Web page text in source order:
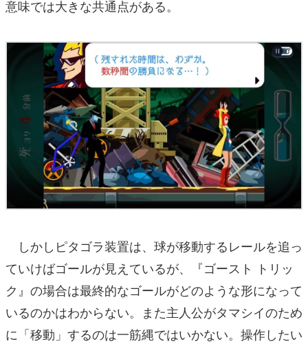
意味では大きな共通点がある。
しかしピタゴラ装置は、球が移動するレールを追っ
ていけばゴールが見えているが、『ゴースト トリッ
ク』の場合は最終的なゴールがどのような形になって
いるのかはわからない。また主人公がタマシイのため
に「移動」するのは一筋縄ではいかない。操作したい